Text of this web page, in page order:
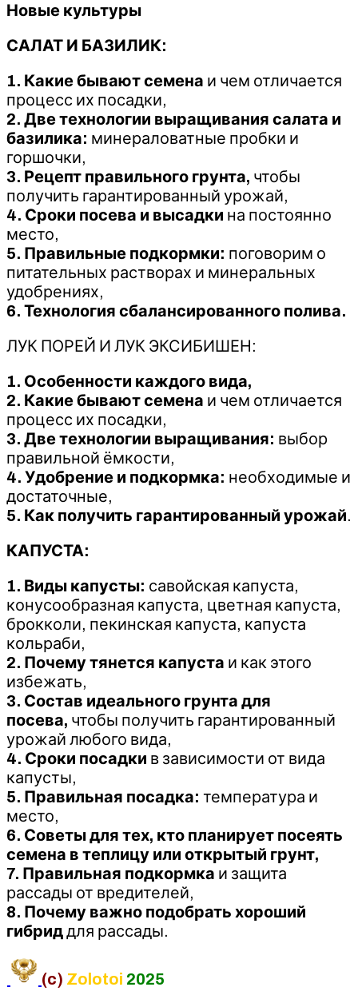
Новые культуры
САЛАТ И БАЗИЛИК:
1. Какие бывают семена и чем отличается
процесс их посадки,
2. Две технологии выращивания салата и
базилика: минераловатные пробки и
горшочки,
3. Рецепт правильного грунта, чтобы
получить гарантированный урожай,
4. Сроки посева и высадки на постоянно
место,
5. Правильные подкормки: поговорим о
питательных растворах и минеральных
удобрениях,
6. Технология сбалансированного полива.
ЛУК ПОРЕЙ И ЛУК ЭКСИБИШЕН:
1. Особенности каждого вида,
2. Какие бывают семена и чем отличается
процесс их посадки,
3. Две технологии выращивания: выбор
правильной ёмкости,
4. Удобрение и подкормка: необходимые и
достаточные,
5. Как получить гарантированный урожай.
КАПУСТА:
1. Виды капусты: савойская капуста,
конусообразная капуста, цветная капуста,
брокколи, пекинская капуста, капуста
кольраби,
2. Почему тянется капуста и как этого
избежать,
3. Состав идеального грунта для
посева, чтобы получить гарантированный
урожай любого вида,
4. Сроки посадки в зависимости от вида
капусты,
5. Правильная посадка: температура и
место,
6. Советы для тех, кто планирует посеять
семена в теплицу или открытый грунт,
7. Правильная подкормка и защита
рассады от вредителей,
8. Почему важно подобрать хороший
гибриддля рассады.
(c) Zolotoi 2025